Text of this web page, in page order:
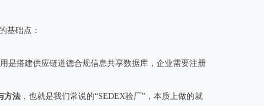
基础点：
是搭建供应链道德合规信息共享数据库，企业需要注册
方法 ，也就是我们常说的“SEDEX验厂”，本质上做的就